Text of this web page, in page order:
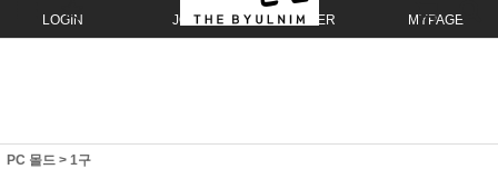
LOGIN JOIN ORDER MYPAGE
PC 몰드 > 1구